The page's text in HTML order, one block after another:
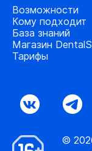
Возможности
Кому подходит
База знаний
Магазин
Тарифы
©